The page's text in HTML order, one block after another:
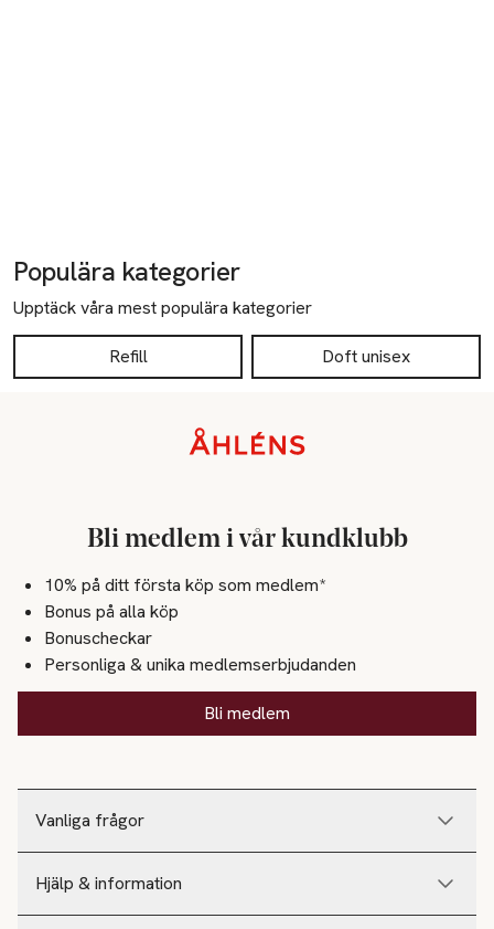
Populära kategorier
Upptäck våra mest populära kategorier
Refill Doft unisex
Vanliga frågor
Hjälp & information
Bli medlem i vår kundklubb
10% på ditt första köp som medlem*
Bonus på alla köp
Bonuscheckar
Personliga & unika medlemserbjudanden
Bli medlem